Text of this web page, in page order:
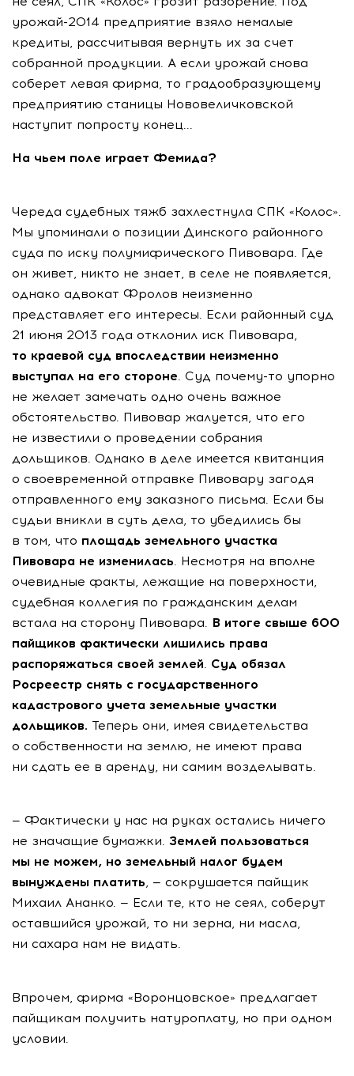
урожай-2014 предприятие взяло немалые
кредиты, рассчитывая вернуть их за счет
собранной продукции. А если урожай снова
соберет левая фирма, то градообразующему
предприятию станицы Нововеличковской
наступит попросту конец...
На чьем поле играет Фемида?
Череда судебных тяжб захлестнула СПК «Колос».
Мы упоминали о позиции Динского районного
суда по иску полумифического Пивовара. Где
он живет, никто не знает, в селе не появляется,
однако адвокат Фролов неизменно
представляет его интересы. Если районный суд
21 июня 2013 года отклонил иск Пивовара,
то краевой суд впоследствии неизменно
выступал на его стороне. Суд почему-то упорно
не желает замечать одно очень важное
обстоятельство. Пивовар жалуется, что его
не известили о проведении собрания
дольщиков. Однако в деле имеется квитанция
о своевременной отправке Пивовару загодя
отправленного ему заказного письма. Если бы
судьи вникли в суть дела, то убедились бы
в том, что площадь земельного участка
Пивовара не изменилась. Несмотря на вполне
очевидные факты, лежащие на поверхности,
судебная коллегия по гражданским делам
встала на сторону Пивовара. В итоге свыше 600
пайщиков фактически лишились права
распоряжаться своей землей. Суд обязал
Росреестр снять с государственного
кадастрового учета земельные участки
дольщиков. Теперь они, имея свидетельства
о собственности на землю, не имеют права
ни сдать ее в аренду, ни самим возделывать.
— Фактически у нас на руках остались ничего
не значащие бумажки. Землей пользоваться
мы не можем, но земельный налог будем
вынуждены платить, — сокрушается пайщик
Михаил Ананко. — Если те, кто не сеял, соберут
оставшийся урожай, то ни зерна, ни масла,
ни сахара нам не видать.
Впрочем, фирма «Воронцовское» предлагает
пайщикам получить натуроплату, но при одном
условии.